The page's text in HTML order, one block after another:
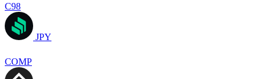
C98
JPY
COMP